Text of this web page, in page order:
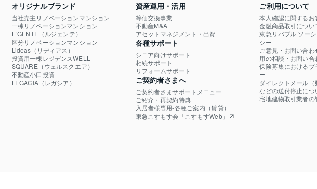
オリジナルブランド
当社売主リノベーションマンション
一棟リノベーションマンション
L`GENTE（ルジェンテ）
区分リノベーションマンション
Lideas（リディアス）
投資用一棟レジデンスWELL
SQUARE（ウェルスクエア）
不動産小口投資
LEGACIA（レガシア）
資産運用・活用
等価交換事業
不動産M&A
アセットマネジメント・出資
各種サポート
シニア向けサポート
相続サポート
リフォームサポート
ご契約者さまへ
ご契約者さまサポートメニュー
ご紹介・再契約特典
入居者様専用-各種ご案内（賃貸）
東急こすもす会「こすもすWeb」
ご利用について
本人確認に関する
金融商品取引につい
東急リバブル ソー
シー
ご意見・お問い合
用の相談・お問い合
保険募集における
ー
ダイレクトメール
などの送付停止につ
宅地建物取引業者の